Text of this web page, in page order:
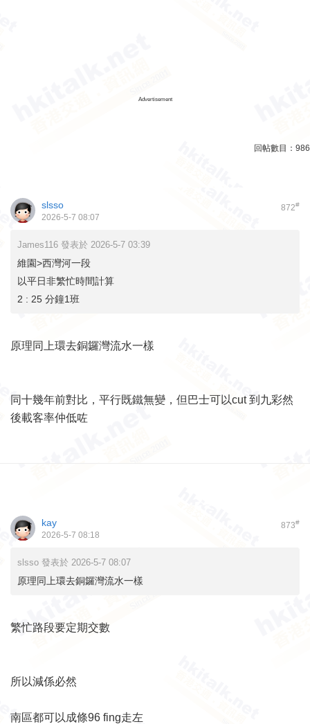
Advertisement
回帖數目： 986
872#
slsso
2026-5-7 08:07
James116 發表於 2026-5-7 03:39
維園>西灣河一段
以平日非繁忙時間計算
2 : 25 分鐘1班
原理同上環去銅鑼灣流水一樣
同十幾年前對比，平行既鐵無變，但巴士可以cut 到九彩然
後載客率仲低咗
873#
kay
2026-5-7 08:18
slsso 發表於 2026-5-7 08:07
原理同上環去銅鑼灣流水一樣
繁忙路段要定期交數
所以減係必然
南區都可以成條96 fing走左